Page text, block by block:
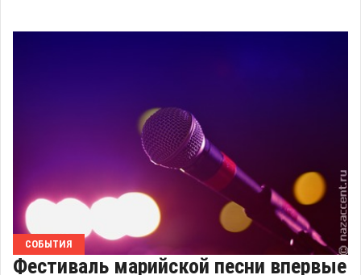
СОБЫТИЯ
Фестиваль марийской песни впервые